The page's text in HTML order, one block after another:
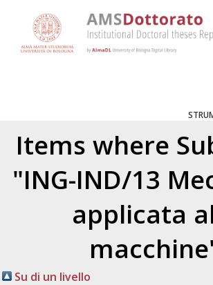
Items where
"ING-IND/13
applicata
Su di un livello